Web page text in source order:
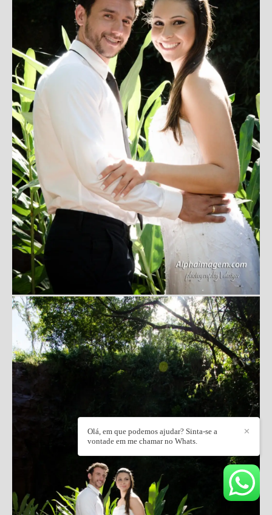
✕
Olá, em que podemos ajudar? Sinta-se a
vontade em me chamar no Whats.